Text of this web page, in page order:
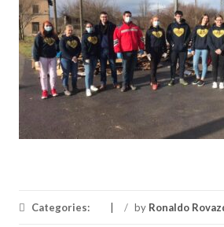
Categories: / by Ronaldo